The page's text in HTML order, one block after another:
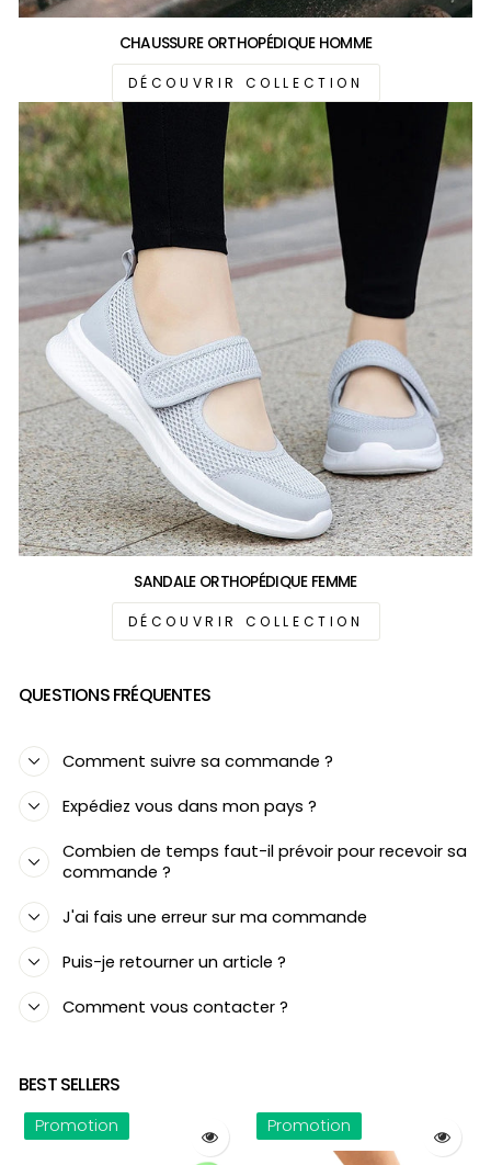
CHAUSSURE ORTHOPÉDIQUE HOMME
DÉCOUVRIR COLLECTION
SANDALE ORTHOPÉDIQUE FEMME
DÉCOUVRIR COLLECTION
QUESTIONS FRÉQUENTES
Comment suivre sa commande ?
Expédiez vous dans mon pays ?
Combien de temps faut-il prévoir pour recevoir sa
commande ?
J'ai fais une erreur sur ma commande
Puis-je retourner un article ?
Comment vous contacter ?
BEST SELLERS
Promotion Promotion